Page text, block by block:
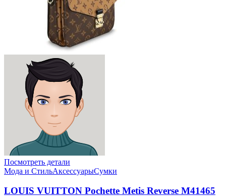
Посмотреть детали
Мода и СтильАксессуарыСумки
LOUIS VUITTON Pochette Metis Reverse M41465